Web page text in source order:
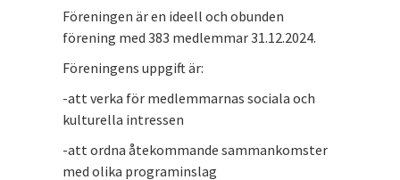
Föreningen är en ideell och obunden
förening med 383 medlemmar 31.12.2024.
Föreningens uppgift är:
-att verka för medlemmarnas sociala och
kulturella intressen
-att ordna åtekommande sammankomster
med olika programinslag